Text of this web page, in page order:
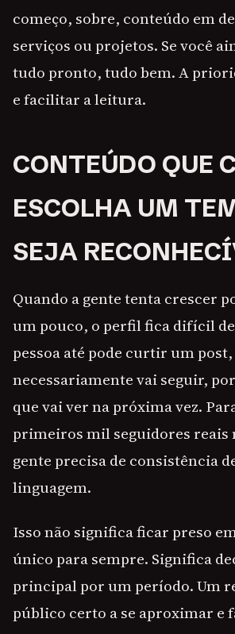
começo, sobre, conteúdo em
serviços ou projetos. Se você
tudo pronto, tudo bem. A
e facilitar a leitura.
CONTEÚDO QUE
ESCOLHA UM
SEJA
Quando a gente tenta crescer
um pouco, o perfil fica difícil
pessoa até pode curtir um post,
necessariamente vai seguir,
que vai ver na próxima vez.
primeiros mil seguidores reais
gente precisa de consistência
linguagem.
Isso não significa ficar preso
único para sempre. Significa
principal por um período. Um
público certo a se aproximar e